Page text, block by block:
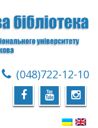
(048)722-12-10